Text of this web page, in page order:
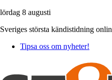
lördag 8 augusti
Sveriges största kändistidning
Tipsa oss om nyheter!